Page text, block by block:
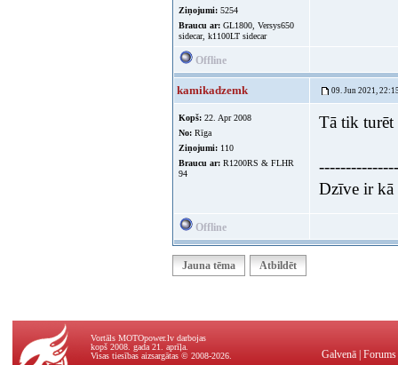
Ziņojumi: 5254
Braucu ar: GL1800, Versys650
sidecar, k1100LT sidecar
Offline
kamikadzemk 09. Jun 2021,
Kopš: 22. Apr 2008
No: Rīga
Ziņojumi: 110
Braucu ar: R1200RS & FLHR
94
Tā tik turēt
Dzīve ir kā
Offline
Jauna tēma Atbildēt
Vortāls MOTOpower.lv darbojas
kopš 2008. gada 21. aprīļa.
Visas tiesības aizsargātas © 2008-2026.
Galvenā Forums